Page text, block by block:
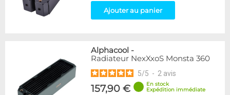
Ajouter au panier
Alphacool -
Radiateur NexXxoS Monsta 360
5/5 - 2 avis
157,90 €
En stock
Expédition immédiate